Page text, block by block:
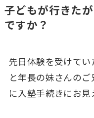
子どもが行きた
ですか？
先日体験を受けて
と年長の妹さんの
に入塾手続きにお見